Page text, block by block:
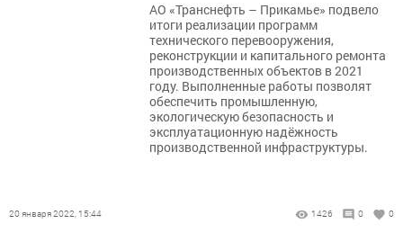
АО «Транснефть – Прикамье» подвело
итоги реализации программ
технического перевооружения,
реконструкции и капитального ремонта
производственных объектов в 2021
году. Выполненные работы позволят
обеспечить промышленную,
экологическую безопасность и
эксплуатационную надёжность
производственной инфраструктуры.
20 января 2022, 15:44 1426 0 0